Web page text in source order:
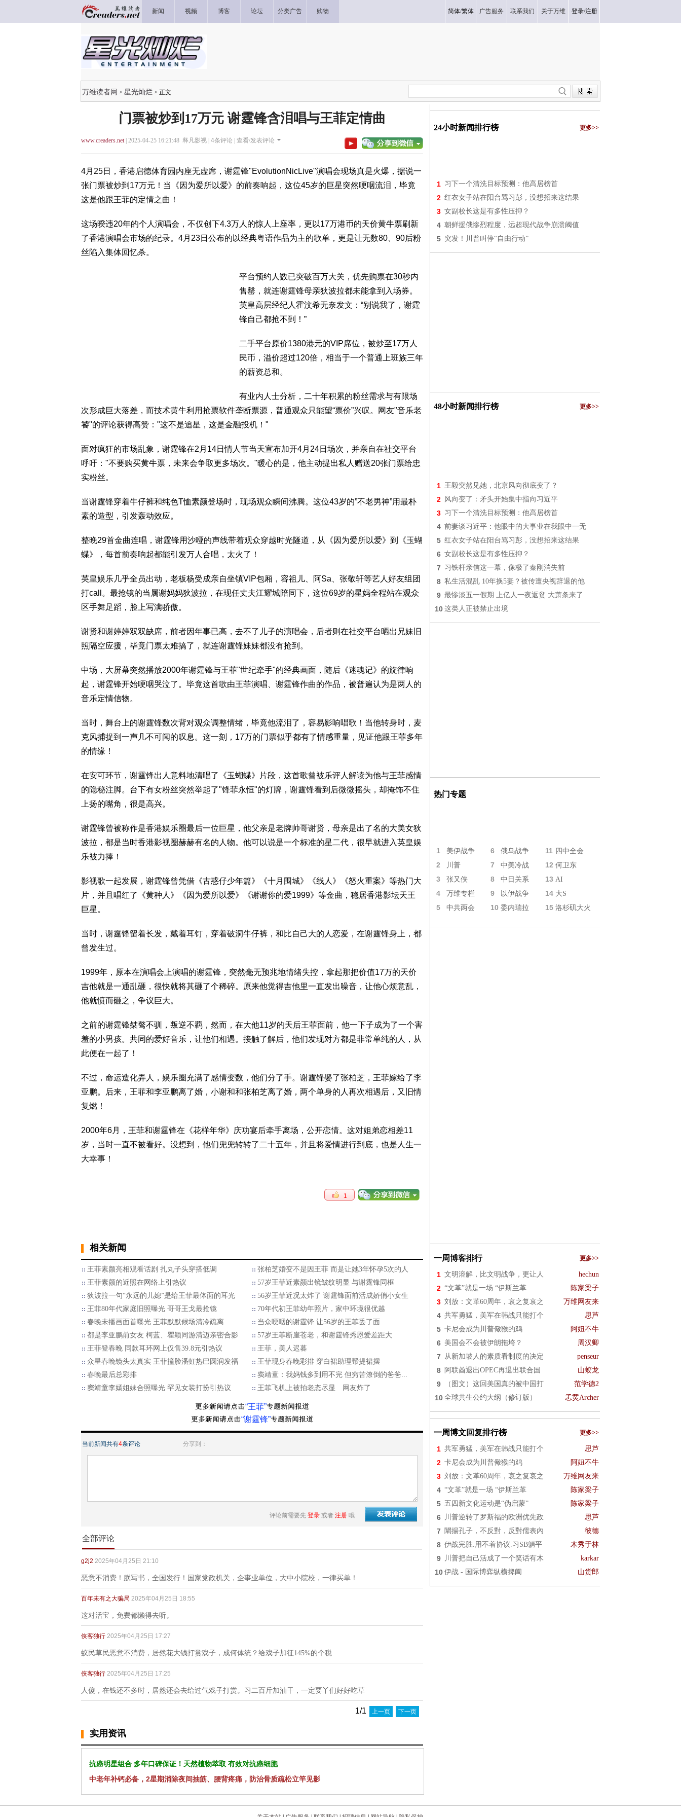
新闻 视频 博客 论坛 分类广告 购物 简体/繁体 广告服务 联系我们 关于万维 登录/注册
万维读者网 > 星光灿烂 > 正文
门票被炒到17万元 谢霆锋含泪唱与王菲定情曲
www.creaders.net| 2025-04-25 16:21:48 释凡影视 | 4条评论 | 查看/发表评论
4月25日，香港启德体育园内座无虚席，谢霆锋"EvolutionNicLive"演唱会现场真是火爆，据说一
张门票被炒到17万元！当《因为爱所以爱》的前奏响起，这位45岁的巨星突然哽咽流泪，毕竟
这是他跟王菲的定情之曲！
这场暌违20年的个人演唱会，不仅创下4.3万人的惊人上座率，更以17万港币的天价黄牛票刷新
了香港演唱会市场的纪录。4月23日公布的以经典粤语作品为主的歌单，更是让无数80、90后粉
丝陷入集体回忆杀。
平台预约人数已突破百万大关，优先购票在30秒内
售罄，就连谢霆锋母亲狄波拉都未能拿到入场券。
英皇高层经纪人霍汶希无奈发文：“别说我了，谢霆
锋自己都抢不到！”
二手平台原价1380港元的VIP席位，被炒至17万人
民币，溢价超过120倍，相当于一个普通上班族三年
的薪资总和。
有业内人士分析，二十年积累的粉丝需求与有限场
次形成巨大落差，而技术黄牛利用抢票软件垄断票源，普通观众只能望“票价”兴叹。网友"音乐老
饕"的评论获得高赞："这不是追星，这是金融投机！"
面对疯狂的市场乱象，谢霆锋在2月14日情人节当天宣布加开4月24日场次，并亲自在社交平台
呼吁："不要购买黄牛票，未来会争取更多场次。"暖心的是，他主动提出私人赠送20张门票给忠
实粉丝。
当谢霆锋穿着牛仔裤和纯色T恤素颜登场时，现场观众瞬间沸腾。这位43岁的”不老男神”用最朴
素的造型，引发轰动效应。
整晚29首金曲连唱，谢霆锋用沙哑的声线带着观众穿越时光隧道，从《因为爱所以爱》到《玉蝴
蝶》，每首前奏响起都能引发万人合唱，太火了！
英皇娱乐几乎全员出动，老板杨受成亲自坐镇VIP包厢，容祖儿、阿Sa、张敬轩等艺人好友组团
打call。最抢镜的当属谢妈妈狄波拉，在现任丈夫江耀城陪同下，这位69岁的星妈全程站在观众
区手舞足蹈，脸上写满骄傲。
谢贤和谢婷婷双双缺席，前者因年事已高，去不了儿子的演唱会，后者则在社交平台晒出兄妹旧
照隔空应援，毕竟门票太难搞了，就连谢霆锋妹妹都没有抢到。
中场，大屏幕突然播放2000年谢霆锋与王菲"世纪牵手"的经典画面，随后《迷魂记》的旋律响
起，谢霆锋开始哽咽哭泣了。毕竟这首歌由王菲演唱、谢霆锋作曲的作品，被普遍认为是两人的
音乐定情信物。
当时，舞台上的谢霆锋数次背对观众调整情绪，毕竟他流泪了，容易影响唱歌！当他转身时，麦
克风捕捉到一声几不可闻的叹息。这一刻，17万的门票似乎都有了情感重量，见证他跟王菲多年
的情缘！
在安可环节，谢霆锋出人意料地清唱了《玉蝴蝶》片段，这首歌曾被乐评人解读为他与王菲感情
的隐秘注脚。台下有女粉丝突然举起了"锋菲永恒"的灯牌，谢霆锋看到后微微摇头，却掩饰不住
上扬的嘴角，很是高兴。
谢霆锋曾被称作是香港娱乐圈最后一位巨星，他父亲是老牌帅哥谢贤，母亲是出了名的大美女狄
波拉，都是当时香港影视圈赫赫有名的人物。他可以说是一个标准的星二代，很早就进入英皇娱
乐被力捧！
影视歌一起发展，谢霆锋曾凭借《古惑仔少年篇》《十月围城》《线人》《怒火重案》等热门大
片，并且唱红了《黄种人》《因为爱所以爱》《谢谢你的爱1999》等金曲，稳居香港影坛天王
巨星。
当时，谢霆锋留着长发，戴着耳钉，穿着破洞牛仔裤，和比自己大的人恋爱，在谢霆锋身上，都
曾发生过。
1999年，原本在演唱会上演唱的谢霆锋，突然毫无预兆地情绪失控，拿起那把价值17万的天价
吉他就是一通乱砸，很快就将其砸了个稀碎。原来他觉得吉他里一直发出噪音，让他心烦意乱，
他就愤而砸之，争议巨大。
之前的谢霆锋桀骜不驯，叛逆不羁，然而，在大他11岁的天后王菲面前，他一下子成为了一个害
羞的小男孩。共同的爱好音乐，让他们相遇。接触了解后，他们发现对方都是非常单纯的人，从
此便在一起了！
不过，命运造化弄人，娱乐圈充满了感情变数，他们分了手。谢霆锋娶了张柏芝，王菲嫁给了李
亚鹏。后来，王菲和李亚鹏离了婚，小谢和和张柏芝离了婚，两个单身的人再次相遇后，又旧情
复燃！
2000年6月，王菲和谢霆锋在《花样年华》庆功宴后牵手离场，公开恋情。这对姐弟恋相差11
岁，当时一直不被看好。没想到，他们兜兜转转了二十五年，并且将爱情进行到底，也是人生一
大幸事！
1
相关新闻
王菲素颜亮相观看话剧 扎丸子头穿搭低调
张柏芝婚变不是因王菲 而是让她3年怀孕5次的人
王菲素颜的近照在网络上引热议
57岁王菲近素颜出镜皱纹明显 与谢霆锋同框
狄波拉一句“永远的儿媳”是给王菲最体面的耳光
56岁王菲近况太炸了 谢霆锋面前活成娇俏小女生
王菲80年代家庭旧照曝光 哥哥王戈最抢镜
70年代初王菲幼年照片，家中环境很优越
春晚未播画面首曝光 王菲默默候场清冷疏离
当众哽咽的谢霆锋 让56岁的王菲丢了面
都是李亚鹏前女友 柯蓝、瞿颖同游清迈亲密合影
57岁王菲断崖苍老，和谢霆锋秀恩爱差距大
王菲登春晚 同款耳环网上仅售39.8元引热议
王菲，美人迟暮
众星春晚镜头太真实 王菲撞脸潘虹热巴圆润发福
王菲现身春晚彩排 穿白裙助理帮提裙摆
春晚最后总彩排
窦靖童：我妈钱多到用不完 但穷苦潦倒的爸爸...
窦靖童李嫣姐妹合照曝光 罕见女装打扮引热议
王菲飞机上被拍老态尽显 网友炸了
“王菲”
“谢霆锋”
当前新闻共有4条评论 分享到：
评论前需要先 登录 或者 注册 哦
全部评论
g2j2 2025年04月25日 21:10
恶意不消费！朕写书，全国发行！国家党政机关，企事业单位，大中小院校，一律买单！
百年未有之大骗局 2025年04月25日 18:55
这对活宝，免费都懒得去听。
侠客独行 2025年04月25日 17:27
蚁民草民恶意不消费，居然花大钱打赏戏子，成何体统？给戏子加征145%的个税
侠客独行 2025年04月25日 17:25
人傻，在钱还不多时，居然还会去给过气戏子打赏。习二百斤加油干，一定要丫们好好吃草
1/1 上一页 下一页
实用资讯
抗癌明星组合 多年口碑保证！天然植物萃取 有效对抗癌细胞
中老年补钙必备，2星期消除夜间抽筋、腰背疼痛，防治骨质疏松立竿见影
24小时新闻排行榜 更多>>
1 习下一个清洗目标预测：他高居榜首
2 红衣女子站在阳台骂习彭，没想招来这结果
3 女副校长这是有多性压抑？
4 朝鲜援俄惨烈程度，远超现代战争崩溃阈值
5 突发！川普叫停“自由行动”
48小时新闻排行榜 更多>>
1 王毅突然见她，北京风向彻底变了？
2 风向变了：矛头开始集中指向习近平
3 习下一个清洗目标预测：他高居榜首
4 前妻谈习近平：他眼中的大事业在我眼中一无
5 红衣女子站在阳台骂习彭，没想招来这结果
6 女副校长这是有多性压抑？
7 习铁杆亲信这一幕，像极了秦刚消失前
8 私生活混乱 10年换5妻？被传遭央视辞退的他
9 最惨淡五一假期 上亿人一夜返贫 大萧条来了
10 这类人正被禁止出境
热门专题
1 美伊战争 6 俄乌战争 11 四中全会
2 川普 7 中美冷战 12 何卫东
3 张又侠 8 中日关系 13 AI
4 万维专栏 9 以伊战争 14 大S
5 中共两会 10 委内瑞拉 15 洛杉矶大火
一周博客排行 更多>>
1 文明溶解，比文明战争，更让人 hechun
2 “文革”就是一场 “伊斯兰革 陈家梁子
3 刘放：文革60周年，哀之复哀之 万维网友来
4 共军勇猛，美军在韩战只能打个 思芦
5 卡尼会成为川普儆猴的鸡 阿妞不牛
6 美国会不会被伊朗拖垮？ 周汉卿
7 从新加坡人的素质看制度的决定 penseur
8 阿联酋退出OPEC再退出联合国 山蛟龙
9 （图文）这回美国真的被中国打 范学德2
10 全球共生公约大纲（修订版） 孞烎Archer
一周博文回复排行榜 更多>>
1 共军勇猛，美军在韩战只能打个 思芦
2 卡尼会成为川普儆猴的鸡 阿妞不牛
3 刘放：文革60周年，哀之复哀之 万维网友来
4 “文革”就是一场 “伊斯兰革 陈家梁子
5 五四新文化运动是“伪启蒙” 陈家梁子
6 川普逆转了罗斯福的欧洲优先政 思芦
7 闡揚孔子，不反對，反對儒表內 彼德
8 伊战完胜.用不着协议.习SB躺平 木秀于林
9 川普把自己活成了一个笑话有木 karkar
10 伊战 - 国际博弈纵横捭阖 山货郎